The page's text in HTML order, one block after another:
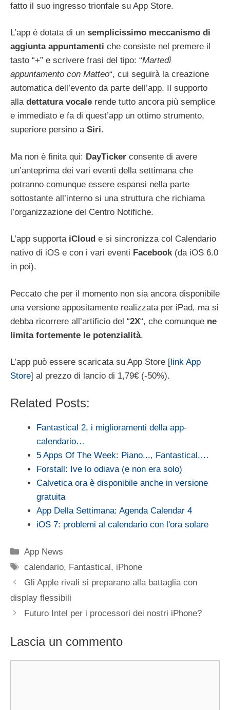
fatto il suo ingresso trionfale su App Store.
L’app è dotata di un semplicissimo meccanismo di
aggiunta appuntamenti che consiste nel premere il
tasto “+” e scrivere frasi del tipo: “Martedì
appuntamento con Matteo“, cui seguirà la creazione
automatica dell’evento da parte dell’app. Il supporto
alla dettatura vocale rende tutto ancora più semplice
e immediato e fa di quest’app un ottimo strumento,
superiore persino a Siri.
Ma non è finita qui: DayTicker consente di avere
un’anteprima dei vari eventi della settimana che
potranno comunque essere espansi nella parte
sottostante all’interno si una struttura che richiama
l’organizzazione del Centro Notifiche.
L’app supporta iCloud e si sincronizza col Calendario
nativo di iOS e con i vari eventi Facebook(da iOS 6.0
in poi).
Peccato che per il momento non sia ancora disponibile
una versione appositamente realizzata per iPad, ma si
debba ricorrere all’artificio del “2X“, che comunque ne
limita fortemente le potenzialità.
L’app può essere scaricata su App Store [ link App
Store] al prezzo di lancio di 1,79€ (-50%).
Related Posts:
Fantastical 2, i miglioramenti della app-
calendario…
5 Apps Of The Week: Piano..., Fantastical,…
Forstall: Ive lo odiava (e non era solo)
Calvetica ora è disponibile anche in versione
gratuita
App Della Settimana: Agenda Calendar 4
iOS 7: problemi al calendario con l'ora solare
Categorie
App News
Tag
calendario, Fantastical , iPhone
Gli Apple rivali si preparano alla battaglia con
display flessibili
Futuro Intel per i processori dei nostri iPhone?
Lascia un commento